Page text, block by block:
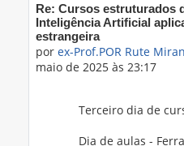
Em resposta a 'Prof.ING
Re: Cursos estruturados
Inteligência Artificial
estrangeira
porex-Prof.POR Rute
maio de 2025 às 23:17
Terceiro dia de
Dia de aulas -